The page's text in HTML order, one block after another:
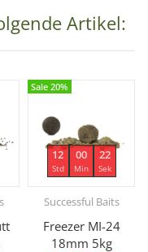
Artikel:
Sale 20%
12
Std
00
Min
21
Sek
Successful Baits
Freezer MI-24
18mm 5kg